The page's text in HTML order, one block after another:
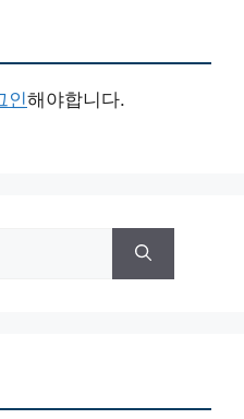
인해야합니다.